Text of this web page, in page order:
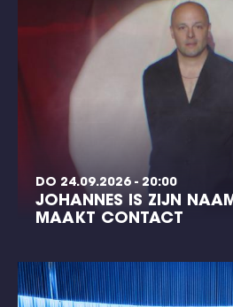
DO 24.09.2026 - 20:00
JOHANNES IS ZIJN
MAAKT CONTACT